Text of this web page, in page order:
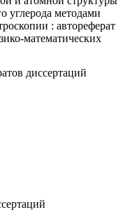
углерода методами
: автореферат
математических
диссертаций